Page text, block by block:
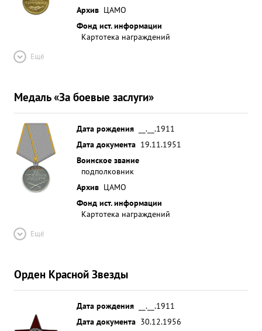
Архив ЦАМО
Фонд ист. информации
Картотека награждений
Ещё
Медаль «За боевые заслуги»
Дата рождения
__.__.1911
Дата документа 19.11.1951
Воинское звание
подполковник
Архив ЦАМО
Фонд ист. информации
Картотека награждений
Ещё
Орден Красной Звезды
Дата рождения
__.__.1911
Дата документа 30.12.1956